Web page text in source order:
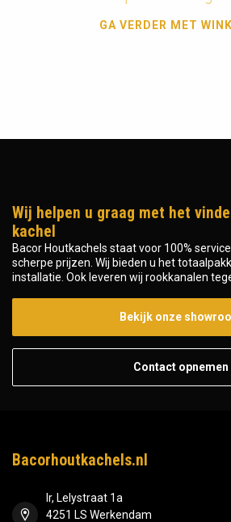
GA VERDER MET
Wij helpen u graag met het
kachel
Bacor Houtkachels staat voor 100%
scherpe prijzen. Wij bieden u het
installatie. Ook leveren wij rookkanalen
Bekijk onze
Contact opnemen
Bacorhoutkachels.nl
Ir, Lelystraat 1a
4251 LS Werkendam